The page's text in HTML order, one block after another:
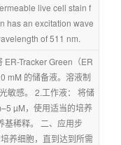
live cell stain f
has an excitation wave
of 511 nm.
ER-Tracker Green（ER
mM 的储备液。溶液制
敏感。 2.工作液： 将储
µM，使用适当的培养
基稀释。 二、应用步
养细胞，直到达到所需